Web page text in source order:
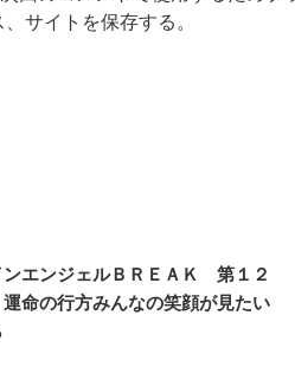
、サイトを保存する。
ンエンジェルＢＲＥＡＫ 第１２
命の行方みんなの笑顔が見たい